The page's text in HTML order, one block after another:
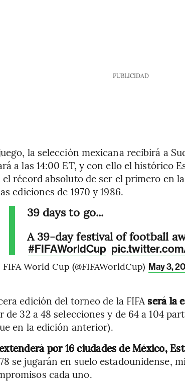
PUBLICIDAD
la selección mexicana recibirá a
a las 14:00 ET, y con ello el histórico
récord absoluto de ser el primero en
ediciones de 1970 y 1986.
39 days to go...
A 39-day festival of football
#FIFAWorldCup
World Cup (@FIFAWorldCup) May 3,
edición del torneo de la FIFA será la
de 32 a 48 selecciones y de 64 a 104
en la edición anterior).
por 16 ciudades de México,
se jugarán en suelo estadounidense,
cada uno.